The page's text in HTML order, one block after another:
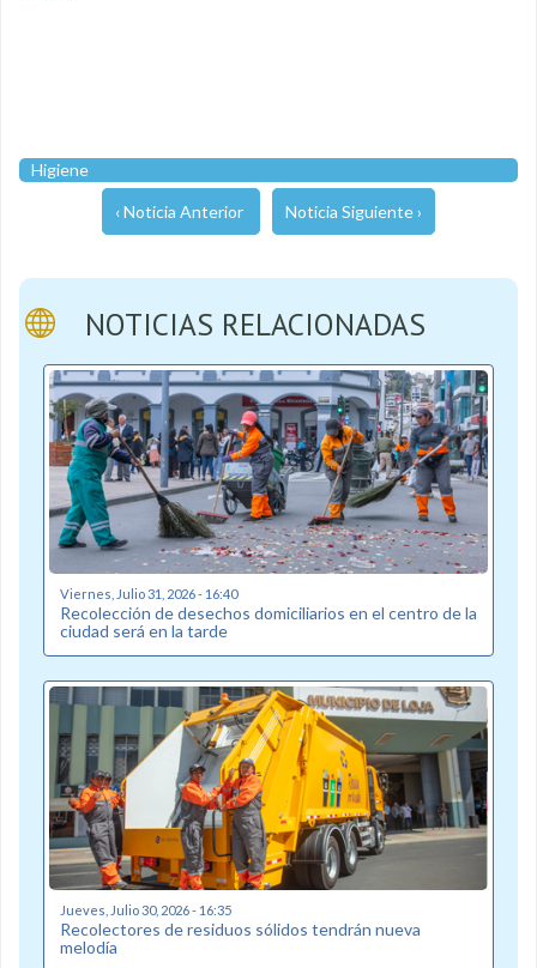
Higiene
‹ Noticia Anterior Noticia Siguiente ›
NOTICIAS RELACIONADAS
Viernes, Julio 31, 2026 - 16:40
Recolección de desechos domiciliarios en el centro de la
ciudad será en la tarde
Jueves, Julio 30, 2026 - 16:35
Recolectores de residuos sólidos tendrán nueva
melodía